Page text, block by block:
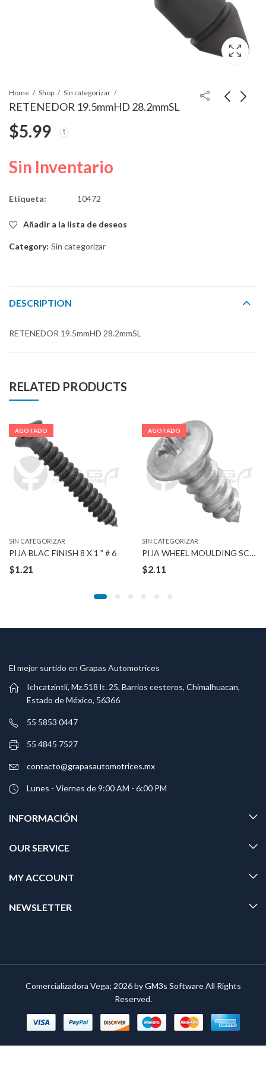
Home Shop Sin categorizar
RETENEDOR 19.5mmHD 28.2mmSL
$5.99
Sin Inventario
Etiqueta: 10472
Añadir a la lista de deseos
Category: Sin categorizar
DESCRIPTION
RETENEDOR 19.5mmHD 28.2mmSL
RELATED PRODUCTS
AGOTADO
SIN CATEGORIZAR
PIJA BLAC FINISH 8 X 1 ” # 6
$1.21
AGOTADO
SIN CATEGORIZAR
PIJA WHEEL MOULDING SCREWS
$2.11
El mejor surtido en Grapas Automotrices
Ichcatzintli, Mz.518 lt. 25, Barrios cesteros, Chimalhuacan,
Estado de México, 56366
55 5853 0447
55 4845 7527
contacto@grapasautomotrices.mx
Lunes - Viernes de 9:00 AM - 6:00 PM
INFORMACIÓN
OUR SERVICE
MY ACCOUNT
NEWSLETTER
Comercializadora Vega; 2026 byGM3s SoftwareAll Rights
Reserved.